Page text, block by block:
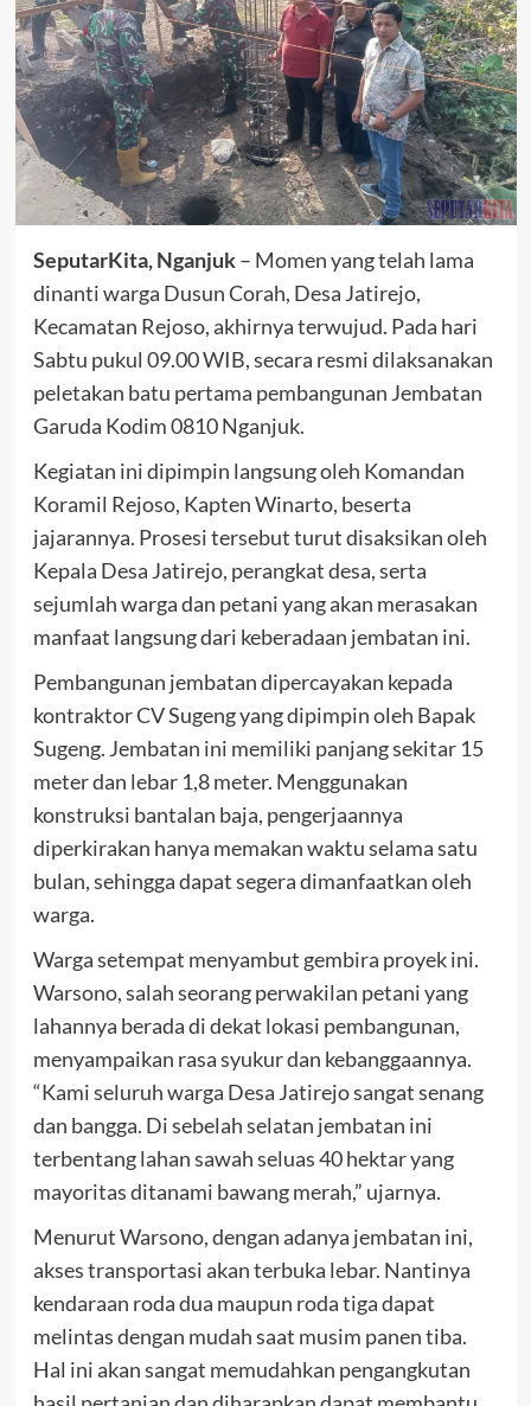
SeputarKita, Nganjuk– Momen yang telah lama
dinanti warga Dusun Corah, Desa Jatirejo,
Kecamatan Rejoso, akhirnya terwujud. Pada hari
Sabtu pukul 09.00 WIB, secara resmi dilaksanakan
peletakan batu pertama pembangunan Jembatan
Garuda Kodim 0810 Nganjuk.
Kegiatan ini dipimpin langsung oleh Komandan
Koramil Rejoso, Kapten Winarto, beserta
jajarannya. Prosesi tersebut turut disaksikan oleh
Kepala Desa Jatirejo, perangkat desa, serta
sejumlah warga dan petani yang akan merasakan
manfaat langsung dari keberadaan jembatan ini.
Pembangunan jembatan dipercayakan kepada
kontraktor CV Sugeng yang dipimpin oleh Bapak
Sugeng. Jembatan ini memiliki panjang sekitar 15
meter dan lebar 1,8 meter. Menggunakan
konstruksi bantalan baja, pengerjaannya
diperkirakan hanya memakan waktu selama satu
bulan, sehingga dapat segera dimanfaatkan oleh
warga.
Warga setempat menyambut gembira proyek ini.
Warsono, salah seorang perwakilan petani yang
lahannya berada di dekat lokasi pembangunan,
menyampaikan rasa syukur dan kebanggaannya.
“Kami seluruh warga Desa Jatirejo sangat senang
dan bangga. Di sebelah selatan jembatan ini
terbentang lahan sawah seluas 40 hektar yang
mayoritas ditanami bawang merah,” ujarnya.
Menurut Warsono, dengan adanya jembatan ini,
akses transportasi akan terbuka lebar. Nantinya
kendaraan roda dua maupun roda tiga dapat
melintas dengan mudah saat musim panen tiba.
Hal ini akan sangat memudahkan pengangkutan